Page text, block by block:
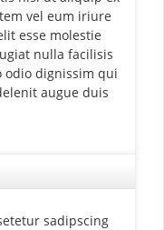
vel eum iriure
esse molestie
nulla facilisis
odio dignissim qui
augue duis
sadipscing